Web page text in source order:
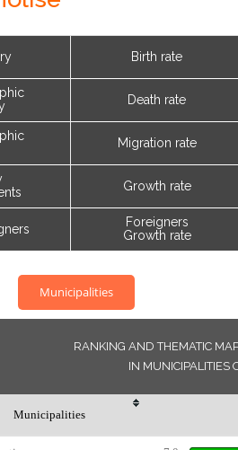
Birth rate
Death rate
Migration rate
Growth rate
Foreigners
Growth rate
Municipalities
RANKING AND THEMATIC
IN MUNICIPALITIES
Municipalities